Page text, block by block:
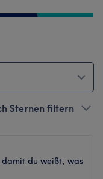
Sternen filtern
damit du weißt, was